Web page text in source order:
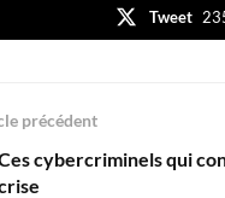
Tweet
précédent
cybercriminels qui